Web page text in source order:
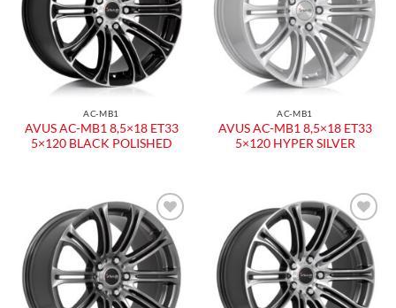
desideri
AC-MB1
AVUS AC-MB1 8,5×18 ET33
5×120 BLACK POLISHED
desideri
AC-MB1
AVUS AC-MB1 8,5×18 ET33
5×120 HYPER SILVER
Aggiungi
alla lista
dei
desideri
Aggiungi
alla lista
dei
desideri